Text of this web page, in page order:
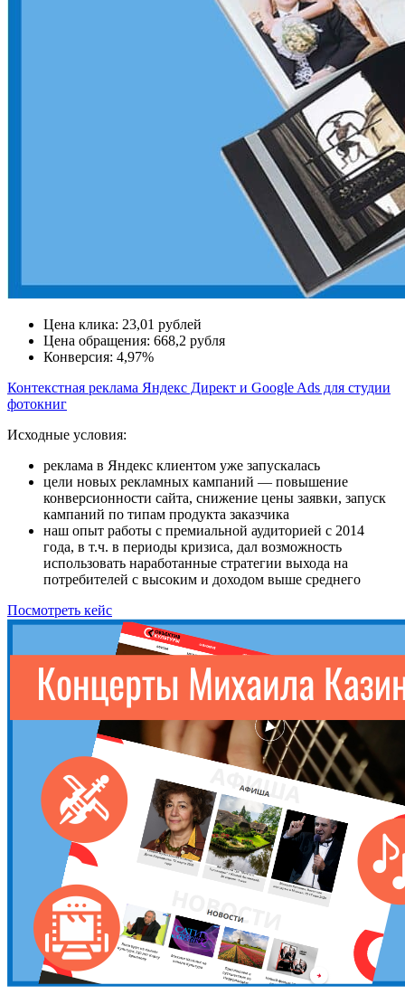
Цена клика: 23,01 рублей
Цена обращения: 668,2 рубля
Конверсия: 4,97%
Контекстная реклама Яндекс Директ и Google Ads для студии
фотокниг
Исходные условия:
реклама в Яндекс клиентом уже запускалась
цели новых рекламных кампаний — повышение
конверсионности сайта, снижение цены заявки, запуск
кампаний по типам продукта заказчика
наш опыт работы с премиальной аудиторией с 2014
года, в т.ч. в периоды кризиса, дал возможность
использовать наработанные стратегии выхода на
потребителей с высоким и доходом выше среднего
Посмотреть кейс